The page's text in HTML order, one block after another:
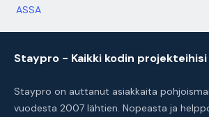
ASSA
Staypro - Kaikki kodin projekteihisi
Staypro on auttanut asiakkaita
vuodesta 2007 lähtien. Nopeasta ja